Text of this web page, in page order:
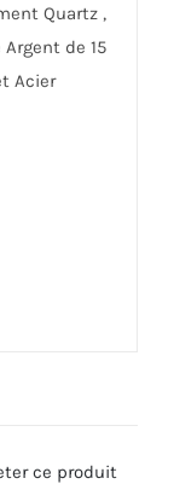
Quartz ,
de 15
Acier
ce produit